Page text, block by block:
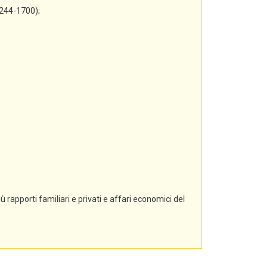
1700);
rapporti familiari e privati e affari economici del